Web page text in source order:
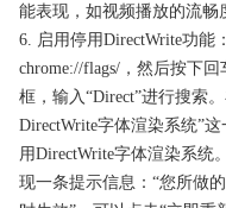
能表现，如视频播放的流畅
6. 启用停用DirectWrite功能
chrome://flags/，然后按下
框，输入“Direct”进行搜索
DirectWrite字体渲染系统”
用DirectWrite字体渲染系统
现一条提示信息：“您所做